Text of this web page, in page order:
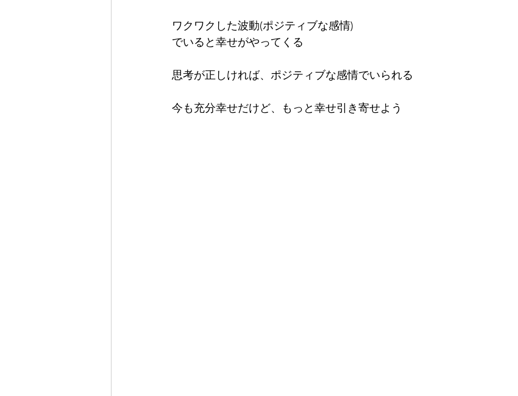
ワクワクした波動(ポジティブな感情)
でいると幸せがやってくる
思考が正しければ、ポジティブな感情でいられる
今も充分幸せだけど、もっと幸せ引き寄せよう